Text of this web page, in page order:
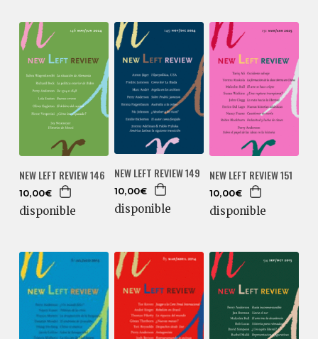
NEW LEFT REVIEW 146
10,00€
disponible
NEW LEFT REVIEW 149
10,00€
disponible
NEW LEFT REVIEW 151
10,00€
disponible